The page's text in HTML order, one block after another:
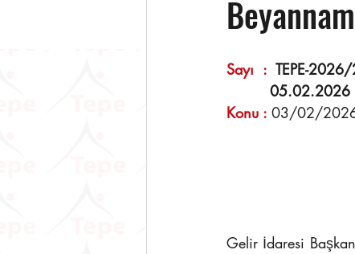
Sayı  : TEPE-
05.02.2026
Konu : 03/02/2026-
Gelir İdaresi